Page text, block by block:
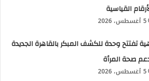
القياسية
5 أغسطس، 2026
تفتتح وحدة للكشف المبكر بالقاهرة الجديدة
صحة المرأة
5 أغسطس، 2026